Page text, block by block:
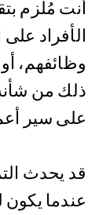
أنت مُلزم
الأفراد
وظائفهم، أو
ذلك من
على سير
قد يحدث
عندما يكون